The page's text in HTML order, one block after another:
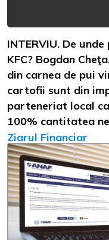
INTERVIU. De
KFC? Bogdan
din carnea de pui
cartofii sunt din
parteneriat local
100% cantitatea
Ziarul Financiar